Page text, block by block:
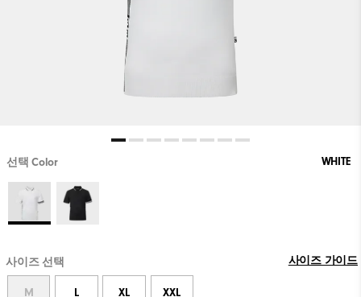
선택 Color WHITE
사이즈 선택 사이즈 가이드
M L XL XXL